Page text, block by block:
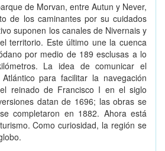
de Morvan, entre Autun y Never,
de los caminantes por su cuidados
suponen los canales de Nivernais y
territorio. Este último une la cuenca
por medio de 189 esclusas a lo
La idea de comunicar el
para facilitar la navegación
reinado de Francisco I en el siglo
datan de 1696; las obras se
completaron en 1882. Ahora está
Como curiosidad, la región se